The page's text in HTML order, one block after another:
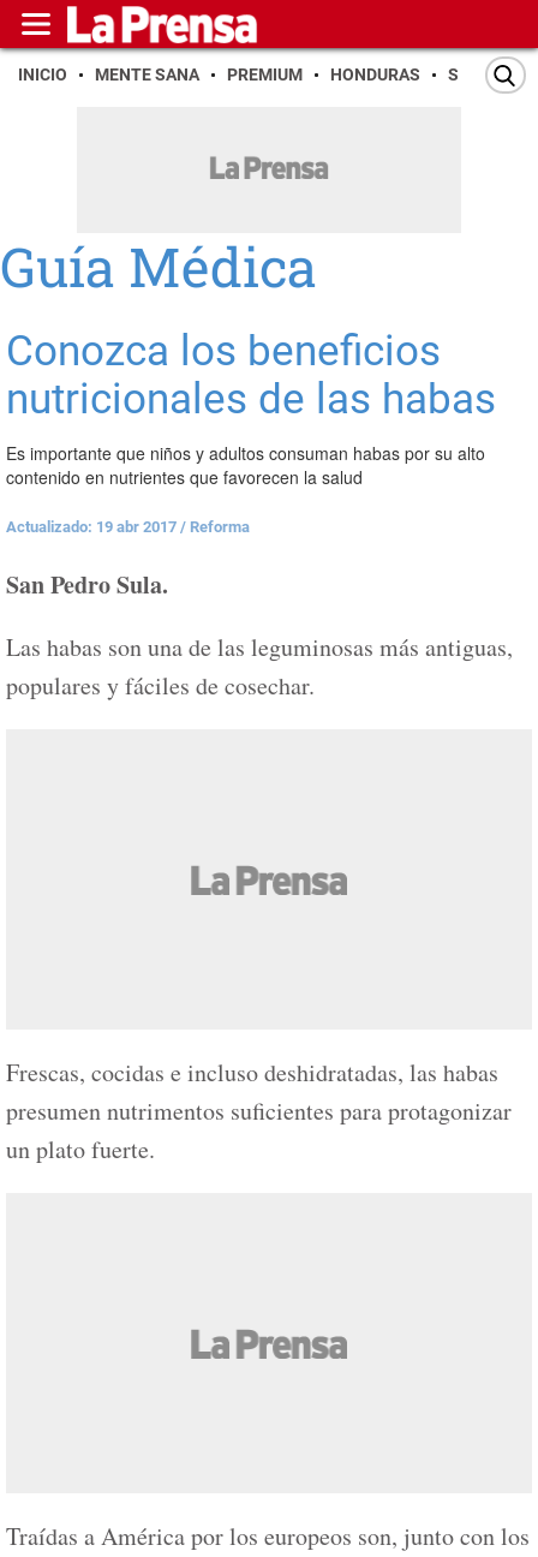
INICIO MENTE SANA PREMIUM HONDURAS SAN PEDRO
Guía Médica
Conozca los beneficios
nutricionales de las habas
Es importante que niños y adultos consuman habas por su alto
contenido en nutrientes que favorecen la salud
Actualizado: 19 abr 2017 / Reforma
San Pedro Sula.
Las habas son una de las leguminosas más antiguas,
populares y fáciles de cosechar.
Frescas, cocidas e incluso deshidratadas, las habas
presumen nutrimentos suficientes para protagonizar
un plato fuerte.
Traídas a América por los europeos son, junto con los